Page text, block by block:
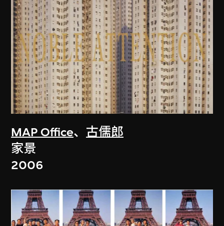
MAP Office、 古儒郎
家景
2006